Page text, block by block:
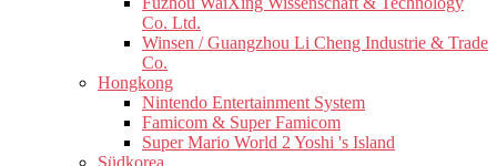
Co. Ltd.
Winsen / Guangzhou Li Cheng Industrie & Trade
Co.
Hongkong
Nintendo Entertainment System
Famicom & Super Famicom
Super Mario World 2 Yoshi 's Island